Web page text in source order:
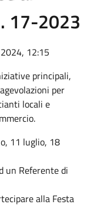
17-2023
12:15
principali,
per
locali e
11 luglio, 18
un Referente di
alla Festa